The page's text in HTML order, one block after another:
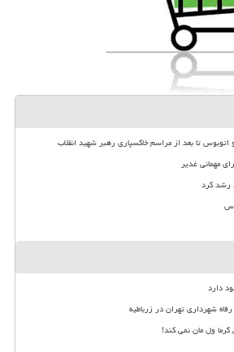
اتوبوس تا بعد از مراسم خاکسپاری رهبر شهید انقلاب
مهمانی غدیر
دارد
شهرداری تهران در زرباطیه
ول مان نمی کند!